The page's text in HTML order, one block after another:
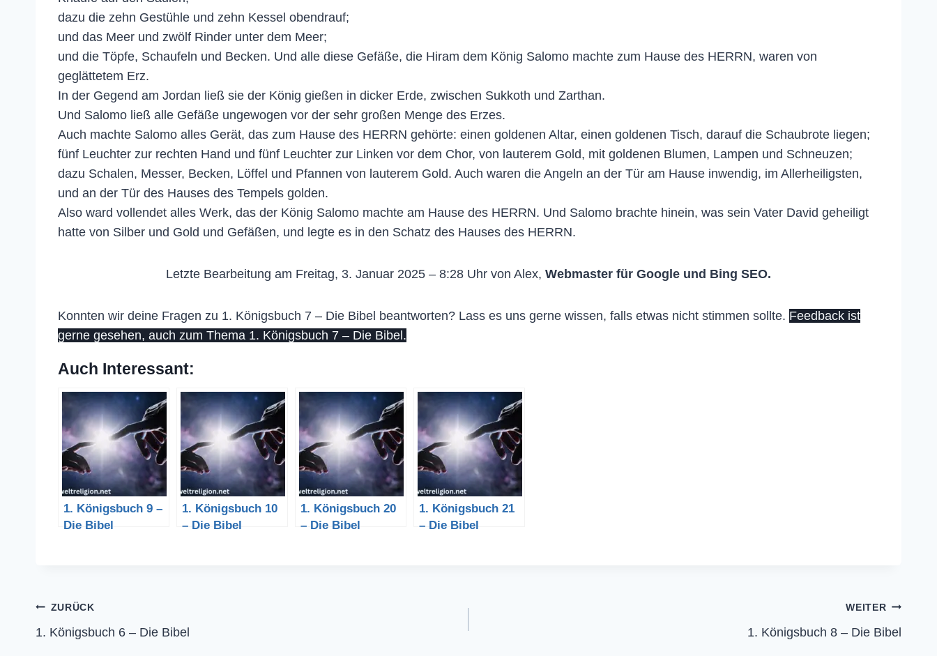
dazu die zehn Gestühle und zehn Kessel obendrauf;
und das Meer und zwölf Rinder unter dem Meer;
und die Töpfe, Schaufeln und Becken. Und alle diese Gefäße, die Hiram dem König Salomo machte zum Hause des HERRN, waren von
geglättetem Erz.
In der Gegend am Jordan ließ sie der König gießen in dicker Erde, zwischen Sukkoth und Zarthan.
Und Salomo ließ alle Gefäße ungewogen vor der sehr großen Menge des Erzes.
Auch machte Salomo alles Gerät, das zum Hause des HERRN gehörte: einen goldenen Altar, einen goldenen Tisch, darauf die Schaubrote liegen;
fünf Leuchter zur rechten Hand und fünf Leuchter zur Linken vor dem Chor, von lauterem Gold, mit goldenen Blumen, Lampen und Schneuzen;
dazu Schalen, Messer, Becken, Löffel und Pfannen von lauterem Gold. Auch waren die Angeln an der Tür am Hause inwendig, im Allerheiligsten,
und an der Tür des Hauses des Tempels golden.
Also ward vollendet alles Werk, das der König Salomo machte am Hause des HERRN. Und Salomo brachte hinein, was sein Vater David geheiligt
hatte von Silber und Gold und Gefäßen, und legte es in den Schatz des Hauses des HERRN.
Letzte Bearbeitung am Freitag, 3. Januar 2025 – 8:28 Uhr von Alex, Webmaster für Google und Bing SEO.
Konnten wir deine Fragen zu 1. Königsbuch 7 – Die Bibel beantworten? Lass es uns gerne wissen, falls etwas nicht stimmen sollte. Feedback ist
gerne gesehen, auch zum Thema 1. Königsbuch 7 – Die Bibel.
Auch Interessant:
1. Königsbuch 9 –
Die Bibel
1. Königsbuch 10
– Die Bibel
1. Königsbuch 20
– Die Bibel
1. Königsbuch 21
– Die Bibel
Beitragsnavigation
ZURÜCK
1. Königsbuch 6 – Die Bibel
WEITER
1. Königsbuch 8 – Die Bibel